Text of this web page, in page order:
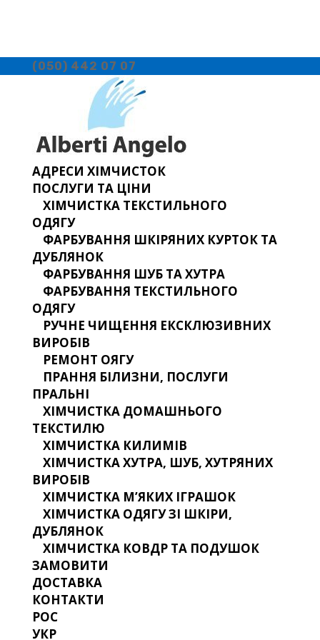
(050) 442 07 07
АДРЕСИ ХІМЧИСТОК
ПОСЛУГИ ТА ЦІНИ
ХІМЧИСТКА ТЕКСТИЛЬНОГО
ОДЯГУ
ФАРБУВАННЯ ШКІРЯНИХ КУРТОК ТА
ДУБЛЯНОК
ФАРБУВАННЯ ШУБ ТА ХУТРА
ФАРБУВАННЯ ТЕКСТИЛЬНОГО
ОДЯГУ
РУЧНЕ ЧИЩЕННЯ ЕКСКЛЮЗИВНИХ
ВИРОБІВ
РЕМОНТ ОЯГУ
ПРАННЯ БІЛИЗНИ, ПОСЛУГИ
ПРАЛЬНІ
ХІМЧИСТКА ДОМАШНЬОГО
ТЕКСТИЛЮ
ХІМЧИСТКА КИЛИМІВ
ХІМЧИСТКА ХУТРА, ШУБ, ХУТРЯНИХ
ВИРОБІВ
ХІМЧИСТКА М’ЯКИХ ІГРАШОК
ХІМЧИСТКА ОДЯГУ ЗІ ШКІРИ,
ДУБЛЯНОК
ХІМЧИСТКА КОВДР ТА ПОДУШОК
ЗАМОВИТИ
ДОСТАВКА
КОНТАКТИ
РОС
УКР